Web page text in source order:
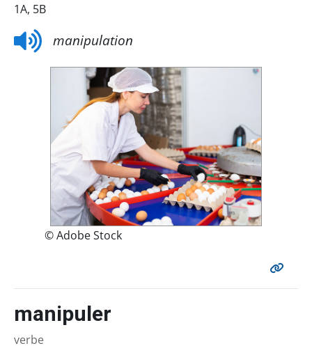
1A, 5B
manipulation
© Adobe Stock
manipuler
verbe